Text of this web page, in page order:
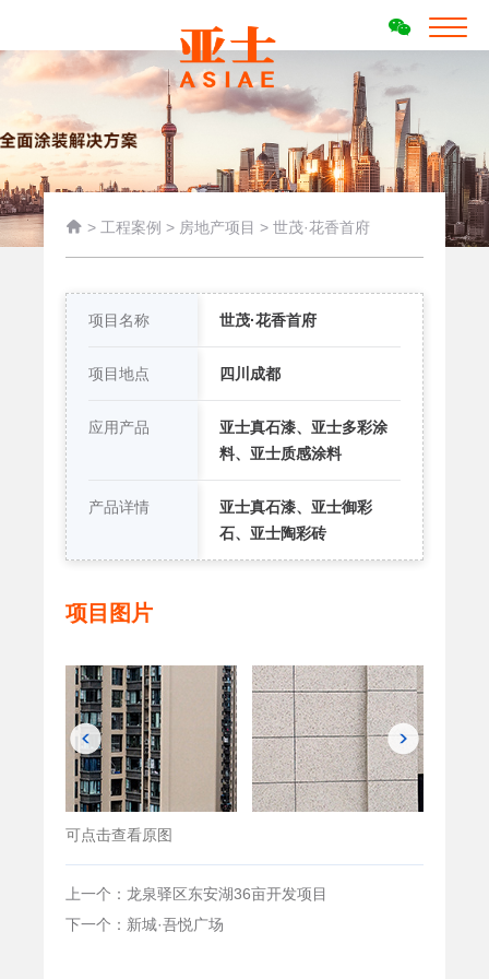
 > 工程案例 > 房地产项目 > 世茂·花香首府
项目名称 世茂·花香首府
项目地点 四川成都
应用产品
亚士真石漆、亚士多彩涂
料、亚士质感涂料
产品详情
亚士真石漆、亚士御彩
石、亚士陶彩砖
项目图片
可点击查看原图
上一个：龙泉驿区东安湖36亩开发项目
下一个：新城·吾悦广场